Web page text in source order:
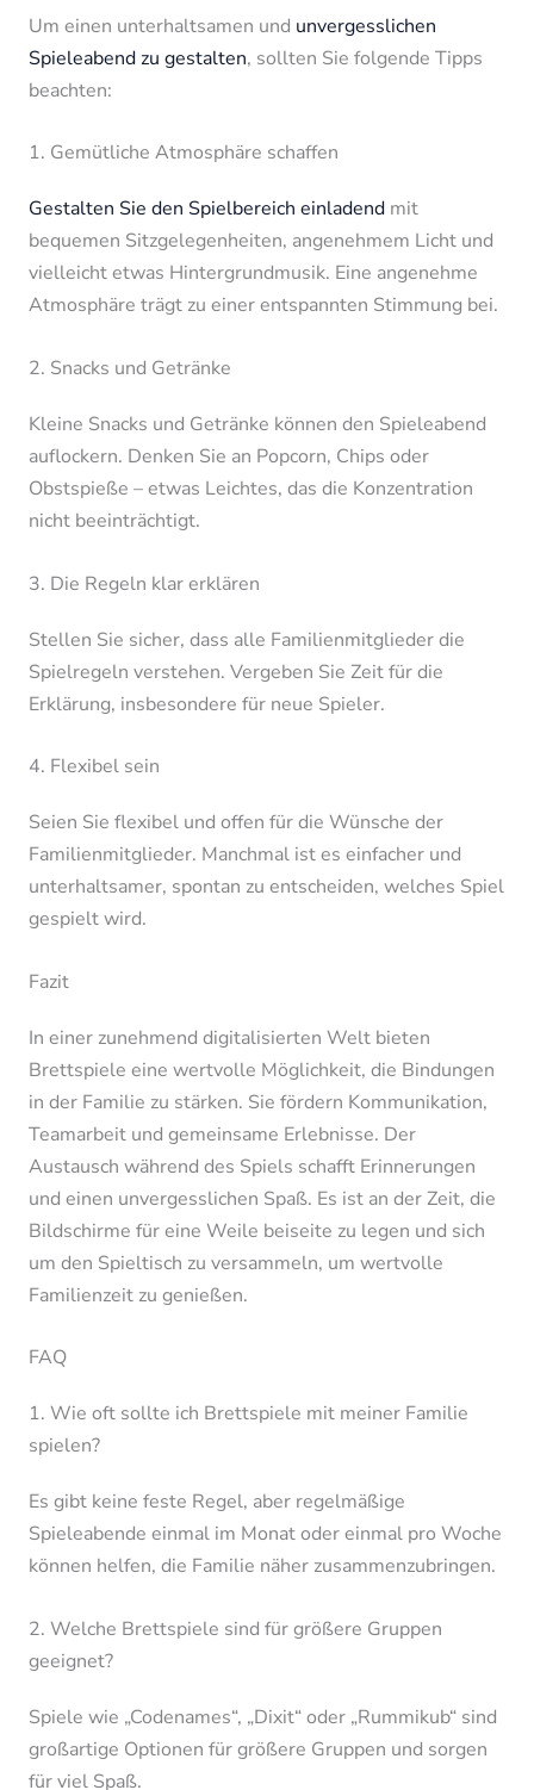
Um einen unterhaltsamen und unvergesslichen
Spieleabend zu gestalten, sollten Sie folgende Tipps
beachten:
1. Gemütliche Atmosphäre schaffen
Gestalten Sie den Spielbereich einladend mit
bequemen Sitzgelegenheiten, angenehmem Licht und
vielleicht etwas Hintergrundmusik. Eine angenehme
Atmosphäre trägt zu einer entspannten Stimmung bei.
2. Snacks und Getränke
Kleine Snacks und Getränke können den Spieleabend
auflockern. Denken Sie an Popcorn, Chips oder
Obstspieße – etwas Leichtes, das die Konzentration
nicht beeinträchtigt.
3. Die Regeln klar erklären
Stellen Sie sicher, dass alle Familienmitglieder die
Spielregeln verstehen. Vergeben Sie Zeit für die
Erklärung, insbesondere für neue Spieler.
4. Flexibel sein
Seien Sie flexibel und offen für die Wünsche der
Familienmitglieder. Manchmal ist es einfacher und
unterhaltsamer, spontan zu entscheiden, welches Spiel
gespielt wird.
Fazit
In einer zunehmend digitalisierten Welt bieten
Brettspiele eine wertvolle Möglichkeit, die Bindungen
in der Familie zu stärken. Sie fördern Kommunikation,
Teamarbeit und gemeinsame Erlebnisse. Der
Austausch während des Spiels schafft Erinnerungen
und einen unvergesslichen Spaß. Es ist an der Zeit, die
Bildschirme für eine Weile beiseite zu legen und sich
um den Spieltisch zu versammeln, um wertvolle
Familienzeit zu genießen.
FAQ
1. Wie oft sollte ich Brettspiele mit meiner Familie
spielen?
Es gibt keine feste Regel, aber regelmäßige
Spieleabende einmal im Monat oder einmal pro Woche
können helfen, die Familie näher zusammenzubringen.
2. Welche Brettspiele sind für größere Gruppen
geeignet?
Spiele wie „Codenames“, „Dixit“ oder „Rummikub“ sind
großartige Optionen für größere Gruppen und sorgen
für viel Spaß.